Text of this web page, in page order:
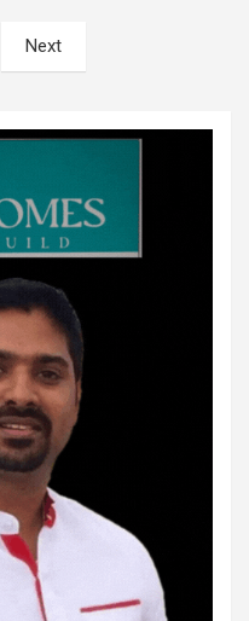
Next